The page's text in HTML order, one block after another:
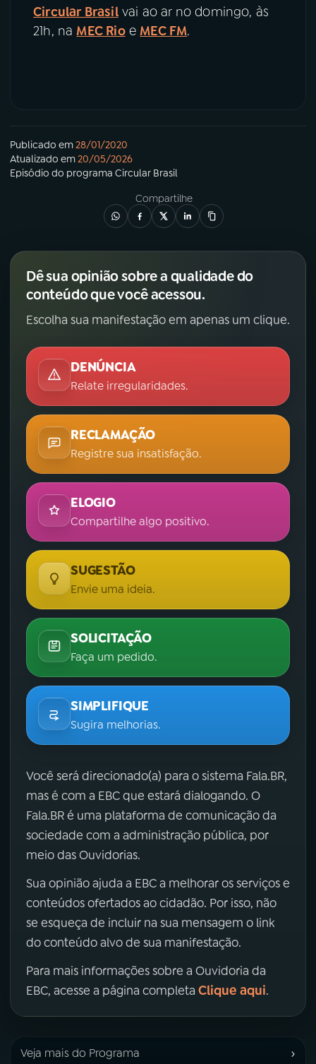
Circular Brasilvai ao ar no domingo, às
21h, na MEC Rioe MEC FM.
Publicado em28/01/2020
Atualizado em20/05/2026
Episódio do programa Circular Brasil
Compartilhe
Dê sua opinião sobre a qualidade do
conteúdo que você acessou.
Escolha sua manifestação em apenas um clique.
DENÚNCIA
Relate irregularidades.
RECLAMAÇÃO
Registre sua insatisfação.
ELOGIO
Compartilhe algo positivo.
SUGESTÃO
Envie uma ideia.
SOLICITAÇÃO
Faça um pedido.
SIMPLIFIQUE
Sugira melhorias.
Você será direcionado(a) para o sistema Fala.BR,
mas é com a EBC que estará dialogando. O
Fala.BR é uma plataforma de comunicação da
sociedade com a administração pública, por
meio das Ouvidorias.
Sua opinião ajuda a EBC a melhorar os serviços e
conteúdos ofertados ao cidadão. Por isso, não
se esqueça de incluir na sua mensagem o link
do conteúdo alvo de sua manifestação.
Para mais informações sobre a Ouvidoria da
EBC, acesse a página completa Clique aqui.
Veja mais do Programa ›